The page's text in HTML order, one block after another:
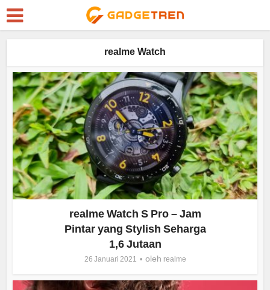
realme Watch
realme Watch S Pro – Jam
Pintar yang Stylish Seharga
1,6 Jutaan
26 Januari 2021 oleh realme